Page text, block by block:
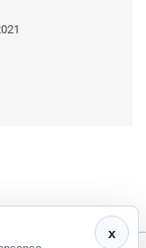
x